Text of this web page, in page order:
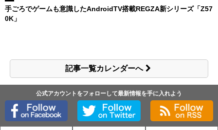
手ごろでゲームも意識したAndroidTV搭載REGZA新シリーズ「Z57
0K」
記事一覧カレンダーへ
公式アカウントをフォローして最新情報を手に入れよう